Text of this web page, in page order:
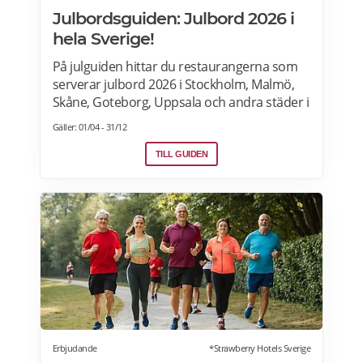
Julbordsguiden: Julbord 2026 i
hela Sverige!
På julguiden hittar du restaurangerna som
serverar julbord 2026 i Stockholm, Malmö,
Skåne, Goteborg, Uppsala och andra städer i
Sverige. Hitta aktuella julshow och
underhållning samt julbordpaket med
övernattning på hotell, slott eller herrgård.
julfrukost, julkasse eller julcatering för
avhämtning, finns det också många
erbjudanden för dig. Läs mer om Julbord
2026 här.
Gäller: 01/04 - 31/12
TILL GUIDEN
Erbjudande *Strawberry Hotels Sverige